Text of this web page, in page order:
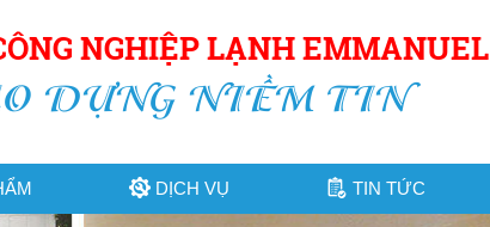
NGHIỆP LẠNH EMMANUEL
DỰNG NIỀM TIN
DỊCH VỤ TIN TỨC